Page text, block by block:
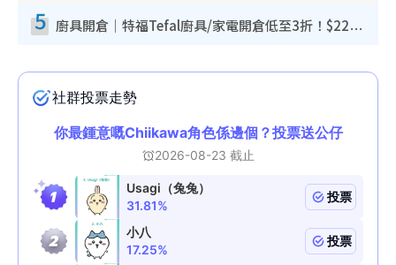
5 廚具開倉｜特福Tefal廚具/家電開倉低至3折！$220起買平底鍋/炒鑊/湯煲！電飯煲/吸塵機/燙斗$418起